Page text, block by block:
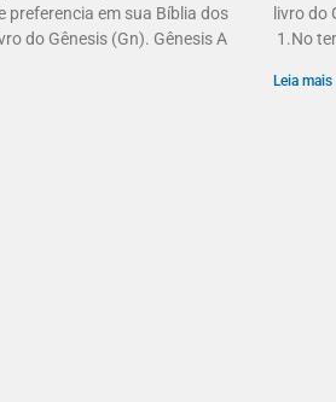
preferencia em sua Bíblia dos
do Gênesis (Gn). Gênesis A
livro do
1.No
Leia mais